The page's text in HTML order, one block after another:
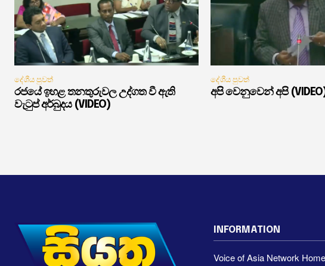
දේශීය පුවත්
රජයේ ඉහළ තනතුරුවල උද්ගත වී ඇති
වැටුප් අර්බුදය (VIDEO)
දේශීය පුවත්
අපි වෙනුවෙන් අපි
INFORMATION
Voice of Asia Network Home